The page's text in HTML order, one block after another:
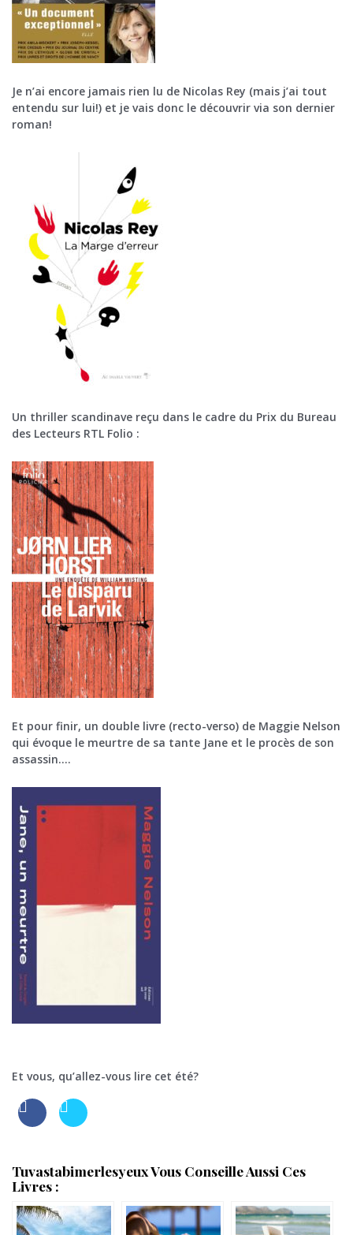
Je n’ai encore jamais rien lu de Nicolas Rey (mais j’ai tout
entendu sur lui!) et je vais donc le découvrir via son dernier
roman!
Un thriller scandinave reçu dans le cadre du Prix du Bureau
des Lecteurs RTL Folio :
Et pour finir, un double livre (recto-verso) de Maggie Nelson
qui évoque le meurtre de sa tante Jane et le procès de son
assassin….
Et vous, qu’allez-vous lire cet été?
Tuvastabimerlesyeux Vous Conseille Aussi Ces
Livres :